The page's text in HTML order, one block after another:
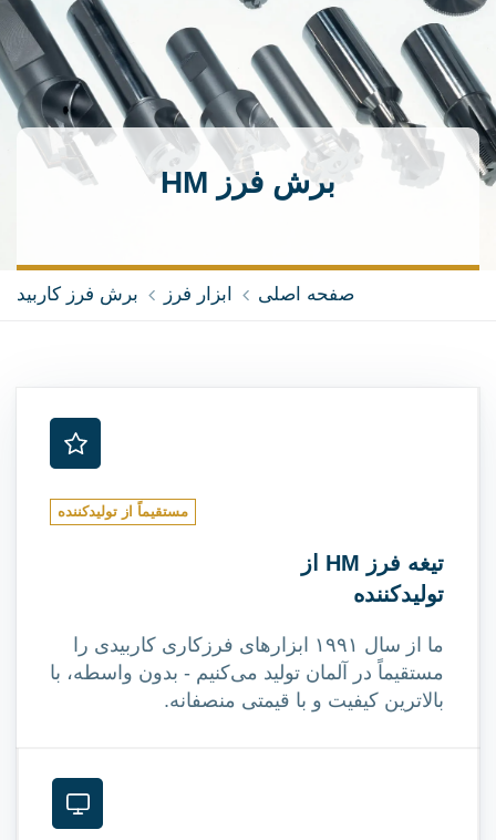
برش فرز HM
برش فرز کاربید ابزار فرز صفحه اصلی
مستقیماً از تولیدکننده
تیغه فرز HM از
تولیدکننده
ما از سال ۱۹۹۱ ابزارهای فرزکاری کاربیدی را
مستقیماً در آلمان تولید می‌کنیم - بدون واسطه، با
بالاترین کیفیت و با قیمتی منصفانه.